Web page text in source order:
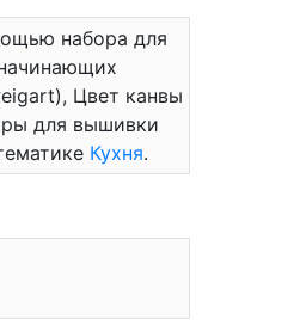
набора для
Цвет канвы
для вышивки
Кухня.